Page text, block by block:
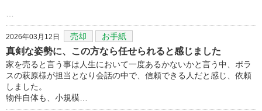
2026年03月12日 売却 お手紙
真剣な姿勢に、この方なら任せられると感じました
家を売ると言う事は人生において一度あるかないかと言う中、ポラ
スの萩原様が担当となり会話の中で、信頼できる人だと感じ、依頼
しました。
物件自体も、小規模…